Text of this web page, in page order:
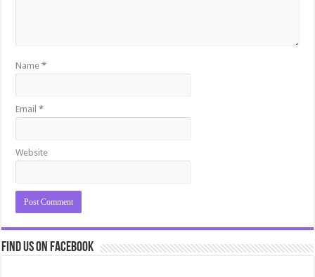
Name*
Email*
Website
Find us on Facebook